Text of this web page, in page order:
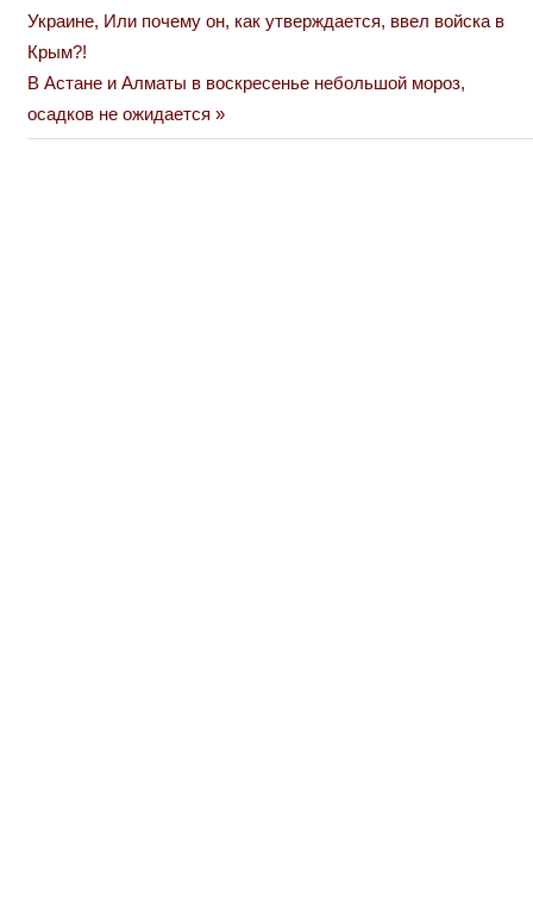
по
записям
Post:
Украине, Или почему он, как утверждается, ввел войска в
Крым?!
Next
Post:
В Астане и Алматы в воскресенье небольшой мороз,
осадков не ожидается